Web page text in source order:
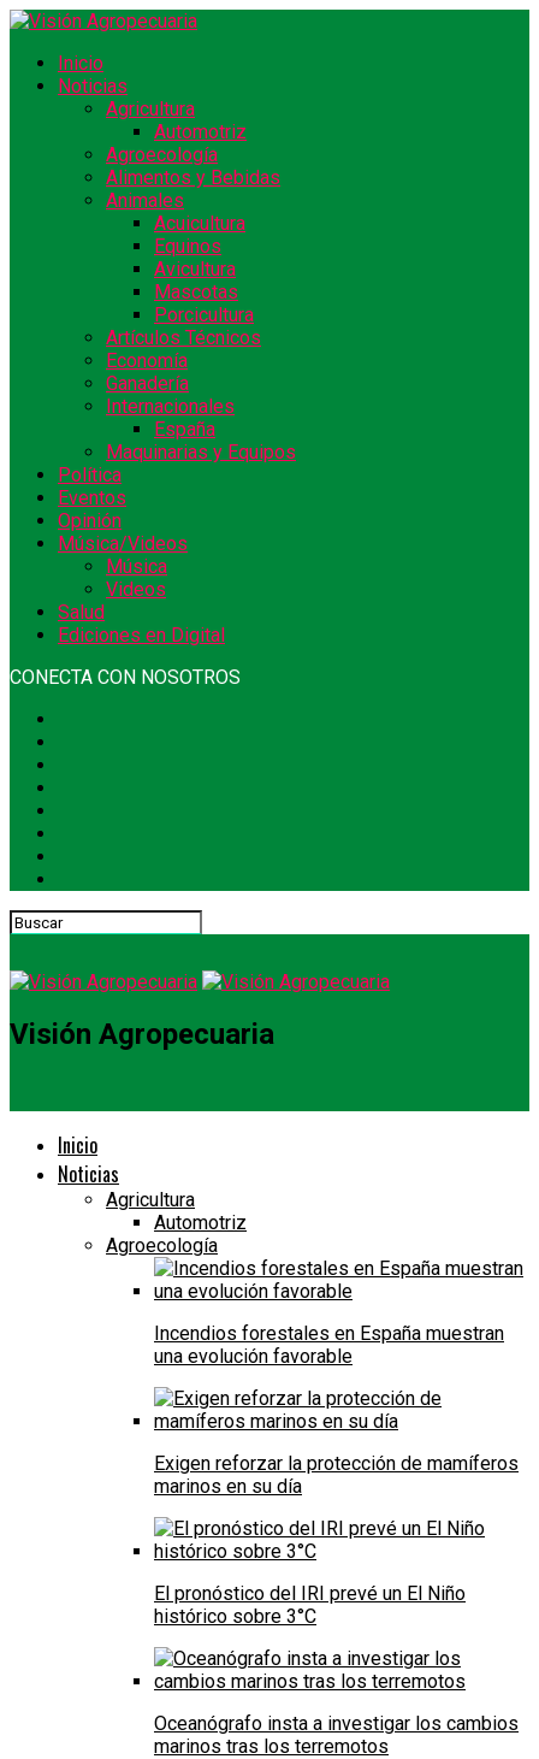
Inicio
Noticias
Agricultura
Automotriz
Agroecología
Alimentos y Bebidas
Animales
Acuicultura
Equinos
Avicultura
Mascotas
Porcicultura
Artículos Técnicos
Economía
Ganadería
Internacionales
España
Maquinarias y Equipos
Política
Eventos
Opinión
Música/Videos
Música
Videos
Salud
Ediciones en Digital
CONECTA CON NOSOTROS
Visión Agropecuaria
Inicio
Noticias
Agricultura
Automotriz
Agroecología
Incendios forestales en España muestran
una evolución favorable
Exigen reforzar la protección de mamíferos
marinos en su día
El pronóstico del IRI prevé un El Niño
histórico sobre 3°C
Oceanógrafo insta a investigar los cambios
marinos tras los terremotos